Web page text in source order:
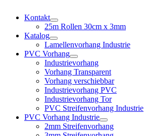
Kontakt
25m Rollen 30cm x 3mm
Katalog
Lamellenvorhang Industrie
PVC Vorhang
Industrievorhang
Vorhang Transparent
Vorhang verschiebbar
Industrievorhang PVC
Industrievorhang Tor
PVC Streifenvorhang Industrie
PVC Vorhang Industrie
2mm Streifenvorhang